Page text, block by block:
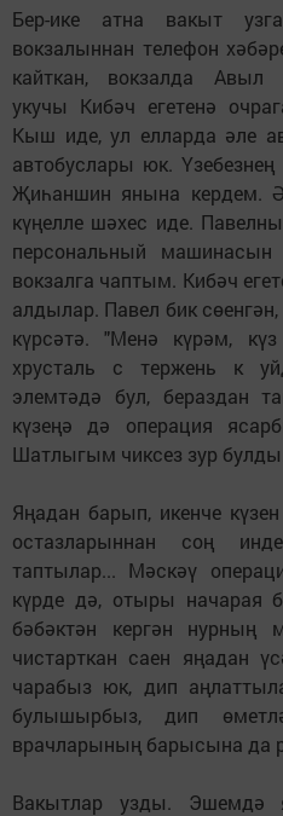
Бер-ике атна вакыт
вокзалыннан телефон
кайткан, вокзалда Авыл
укучы Кибәч егетенә
Кыш иде, ул елларда әле
автобуслары юк.
Җиһаншин янына кердем.
күңелле шәхес иде.
персональный
вокзалга чаптым. Кибәч
алдылар. Павел бик
күрсәтә. "Менә күрәм,
хрусталь с тержень к
элемтәдә бул, бераздан
күзеңә дә операция
Шатлыгым чиксез зур
Яңадан барып, икенче
остазларыннан соң
таптылар... Мәскәү
күрде дә, отыры начарая
бәбәктән кергән
чистарткан саен яңадан
чарабыз юк, дип
булышырбыз, дип
врачларының барысына да
Вакытлар узды. Эшемдә